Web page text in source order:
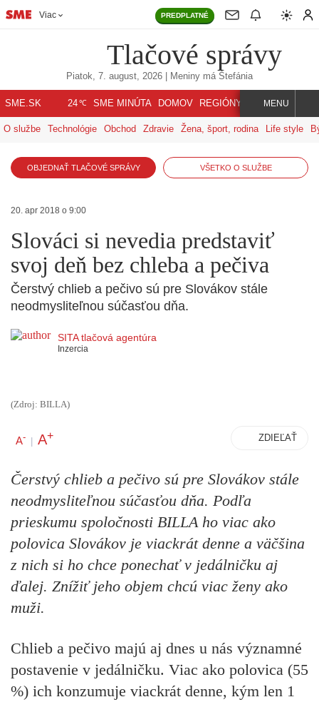
Viac PREDPLATNÉ
Tlačové správy
Piatok, 7. august, 2026 | Meniny má Štefánia
SME.SK 24℃ SME MINÚTA DOMOV REGIÓNY INDEX SVET
MENU
O službe Technológie Obchod Zdravie Žena, šport, rodina Life style
OBJEDNAŤ TLAČOVÉ SPRÁVY VŠETKO O SLUŽBE
20. apr 2018 o 9:00
Slováci si nevedia predstaviť
svoj deň bez chleba a pečiva
Čerstvý chlieb a pečivo sú pre Slovákov stále
neodmysliteľnou súčasťou dňa.
SITA tlačová agentúra
Inzercia
(Zdroj: BILLA)
A- | A+ ZDIEĽAŤ
Čerstvý chlieb a pečivo sú pre Slovákov stále
neodmysliteľnou súčasťou dňa. Podľa
prieskumu spoločnosti BILLA ho viac ako
polovica Slovákov je viackrát denne a väčšina
z nich si ho chce ponechať v jedálničku aj
ďalej. Znížiť jeho objem chcú viac ženy ako
muži.
Chlieb a pečivo majú aj dnes u nás významné
postavenie v jedálničku. Viac ako polovica (55
%) ich konzumuje viackrát denne, kým len 1